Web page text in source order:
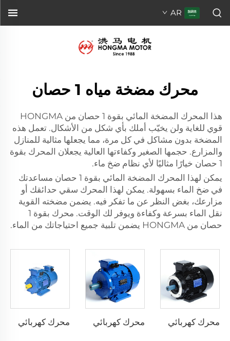
AR
محرك مضخة مياه 1 حصان
هذا المحرك المضخة المائي بقوة 1 حصان من HONGMA
قوي للغاية ولن يخيّب أملك بأي شكل من الأشكال. تعمل هذه
المضخة بدون مشاكل في كل مرة، مما يجعلها مثالية للمنازل
والمزارع. حجمها الصغير وكفاءتها العالية يجعلان المحرك بقوة
1 حصان خيارًا مثاليًا لأي نظام ضخ ماء.
يمكن لهذا المحرك المضخة المائي بقوة 1 حصان مساعدتك
في ضخ الماء بسهولة. يمكن لهذا المحرك سقي حدائقك أو
مزارعك، بغض النظر عن ما تفكر فيه. يضمن مضخته القوية
نقل الماء بسرعة وكفاءة ويوفر لك الوقت. محرك بقوة 1
حصان من HONGMA يضمن تلبية جميع احتياجاتك من الماء.